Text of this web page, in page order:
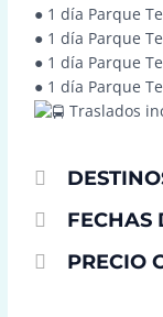
● 1 día Parque
● 1 día Parque
● 1 día Parque
● 1 día Parque
Traslados
FECHAS
PRECIO